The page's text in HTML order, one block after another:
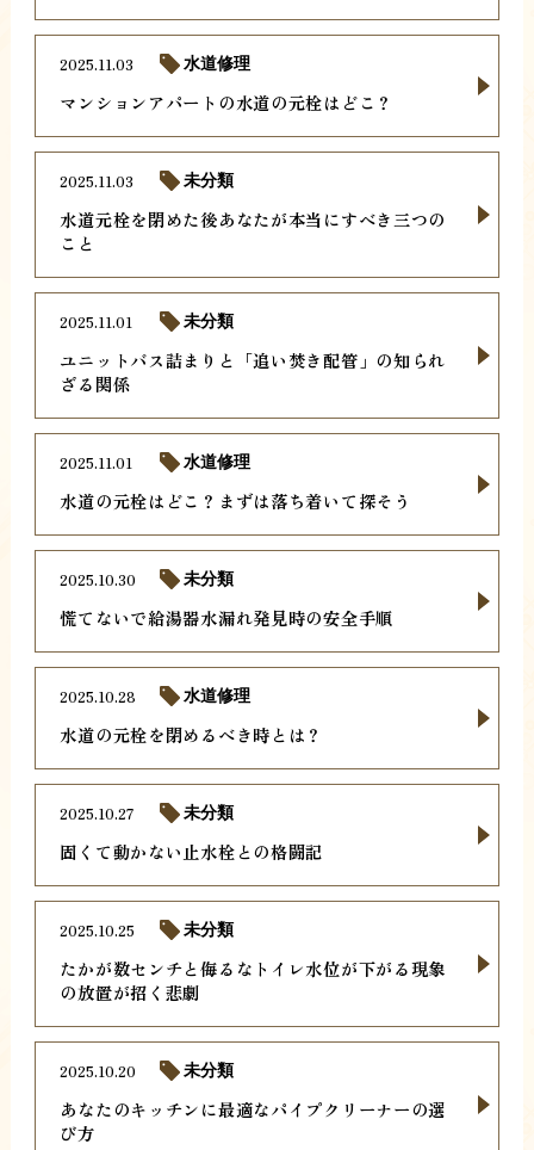
マンションアパートの水道の元栓はどこ？
2025.11.03 水道修理
水道元栓を閉めた後あなたが本当にすべき三つの
こと
2025.11.03 未分類
ユニットバス詰まりと「追い焚き配管」の知られ
ざる関係
2025.11.01 未分類
水道の元栓はどこ？まずは落ち着いて探そう
2025.11.01 水道修理
慌てないで給湯器水漏れ発見時の安全手順
2025.10.30 未分類
水道の元栓を閉めるべき時とは？
2025.10.28 水道修理
固くて動かない止水栓との格闘記
2025.10.27 未分類
たかが数センチと侮るなトイレ水位が下がる現象
の放置が招く悲劇
2025.10.25 未分類
あなたのキッチンに最適なパイプクリーナーの選
び方
2025.10.20 未分類